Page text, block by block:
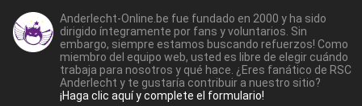
Anderlecht-Online.be fue fundado en 2000 y ha sido
dirigido íntegramente por fans y voluntarios. Sin
embargo, siempre estamos buscando refuerzos! Como
miembro del equipo web, usted es libre de elegir cuándo
trabaja para nosotros y qué hace. ¿Eres fanático de RSC
Anderlecht y te gustaría contribuir a nuestro sitio?
¡Haga clic aquí y complete el formulario!